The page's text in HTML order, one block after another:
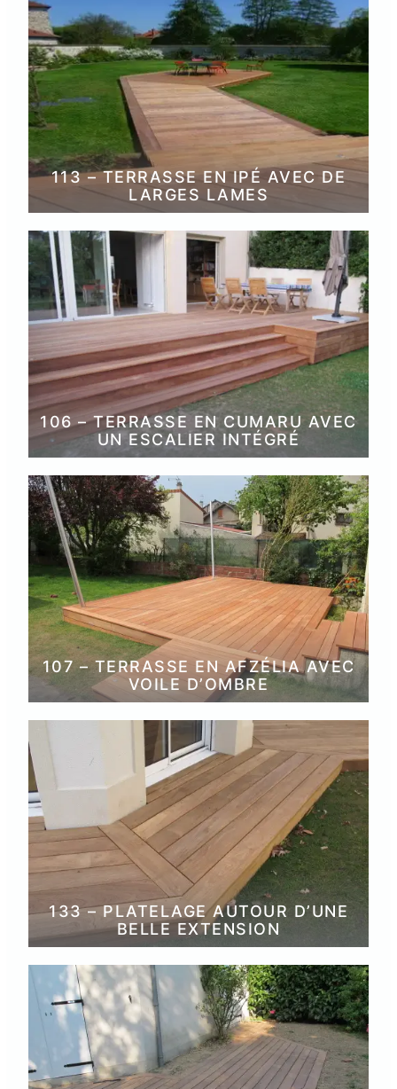
113 – TERRASSE EN IPÉ AVEC DE
LARGES LAMES
106 – TERRASSE EN CUMARU AVEC
UN ESCALIER INTÉGRÉ
107 – TERRASSE EN AFZÉLIA AVEC
VOILE D’OMBRE
133 – PLATELAGE AUTOUR D’UNE
BELLE EXTENSION